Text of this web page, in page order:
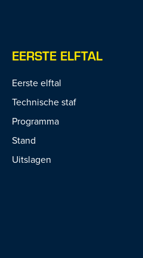
EERSTE ELFTAL
Eerste elftal
Technische staf
Programma
Stand
Uitslagen